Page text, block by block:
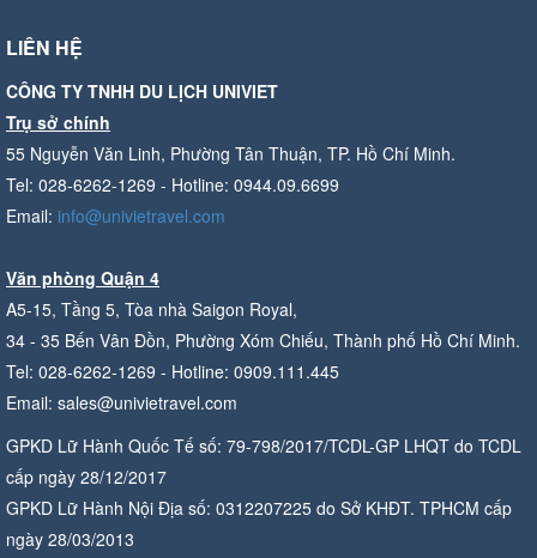
LIÊN HỆ
CÔNG TY TNHH DU LỊCH UNIVIET
Trụ sở chính
55 Nguyễn Văn Linh, Phường Tân Thuận, TP. Hồ Chí Minh.
Tel: 028-6262-1269 - Hotline: 0944.09.6699
Email: info@univietravel.com
Văn phòng Quận 4
A5-15, Tầng 5, Tòa nhà Saigon Royal,
34 - 35 Bến Vân Đồn, Phường Xóm Chiếu, Thành phố Hồ Chí Minh.
Tel: 028-6262-1269 - Hotline: 0909.111.445
Email: sales@univietravel.com
GPKD Lữ Hành Quốc Tế số: 79-798/2017/TCDL-GP LHQT do TCDL
cấp ngày 28/12/2017
GPKD Lữ Hành Nội Địa số: 0312207225 do Sở KHĐT. TPHCM cấp
ngày 28/03/2013